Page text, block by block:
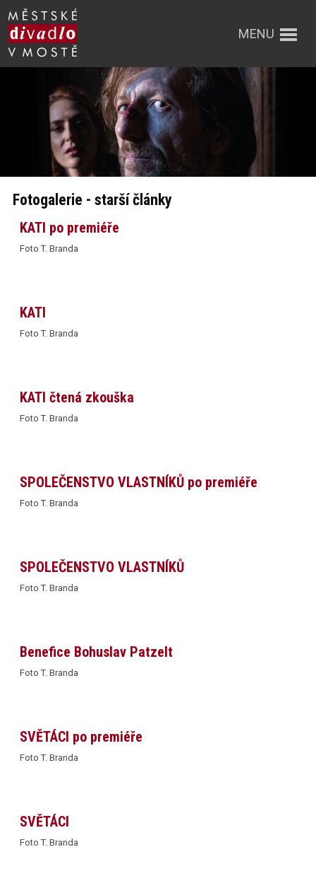
MENU
Fotogalerie - starší články
KATI po premiéře
Foto T. Branda
KATI
Foto T. Branda
KATI čtená zkouška
Foto T. Branda
SPOLEČENSTVO VLASTNÍKŮ po premiéře
Foto T. Branda
SPOLEČENSTVO VLASTNÍKŮ
Foto T. Branda
Benefice Bohuslav Patzelt
Foto T. Branda
SVĚTÁCI po premiéře
Foto T. Branda
SVĚTÁCI
Foto T. Branda